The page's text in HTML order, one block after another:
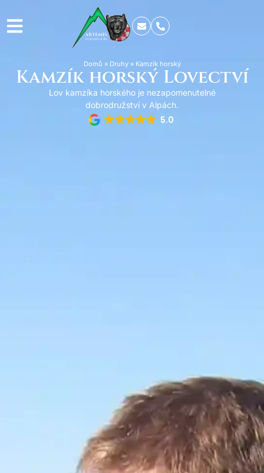
Domů » Druhy» Kamzík horský
Kamzík horský Lovectví
Lov kamzíka horského je nezapomenutelné
dobrodružství v Alpách.
5.0